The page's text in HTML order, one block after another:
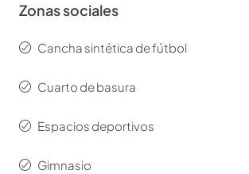
Zonas sociales
Cancha sintética de fútbol
Cuarto de basura
Espacios deportivos
Gimnasio